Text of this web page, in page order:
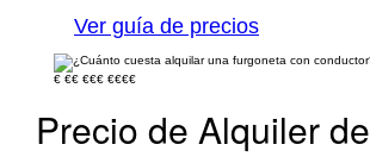
Ver guía de precios
€ €€ €€€ €€€€
Precio de Alquiler de